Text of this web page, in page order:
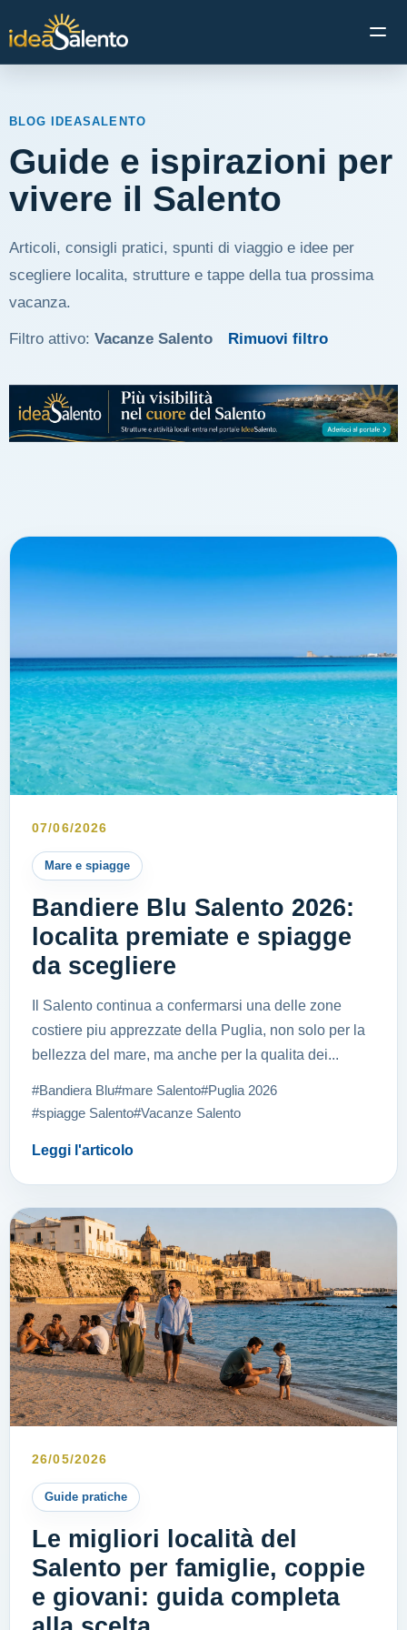
Apri
BLOG IDEASALENTO
Guide e ispirazioni per
vivere il Salento
Articoli, consigli pratici, spunti di viaggio e idee per
scegliere localita, strutture e tappe della tua prossima
vacanza.
Filtro attivo: Vacanze Salento Rimuovi filtro
07/06/2026
Mare e spiagge
Bandiere Blu Salento 2026:
localita premiate e spiagge
da scegliere
Il Salento continua a confermarsi una delle zone
costiere piu apprezzate della Puglia, non solo per la
bellezza del mare, ma anche per la qualita dei...
#Bandiera Blu#mare Salento#Puglia 2026
#spiagge Salento#Vacanze Salento
Leggi l'articolo
26/05/2026
Guide pratiche
Le migliori località del
Salento per famiglie, coppie
e giovani: guida completa